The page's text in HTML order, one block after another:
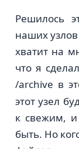
Решилось
наших
хватит на
что я
/archive в
этот узел
к свежим,
быть. Но